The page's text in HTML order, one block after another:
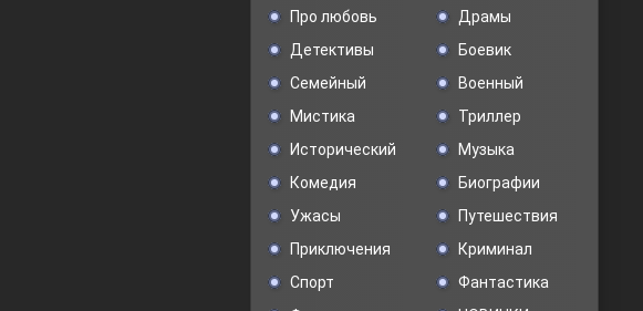
Про любовь
Драмы
Детективы
Боевик
Семейный
Военный
Мистика
Триллер
Исторический
Музыка
Комедия
Биографии
Ужасы
Путешествия
Приключения
Криминал
Спорт
Фантастика